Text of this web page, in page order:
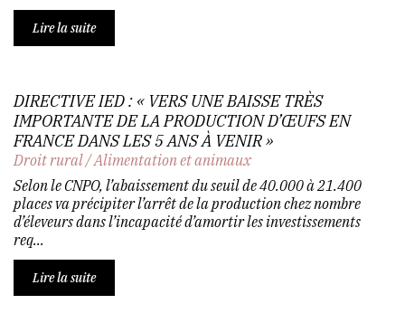
Lire la suite
DIRECTIVE IED : « VERS UNE BAISSE TRÈS
IMPORTANTE DE LA PRODUCTION D’ŒUFS EN
FRANCE DANS LES 5 ANS À VENIR »
Droit rural/Alimentation et animaux
Selon le CNPO, l’abaissement du seuil de 40.000 à 21.400
places va précipiter l’arrêt de la production chez nombre
d’éleveurs dans l’incapacité d’amortir les investissements
req...
Lire la suite